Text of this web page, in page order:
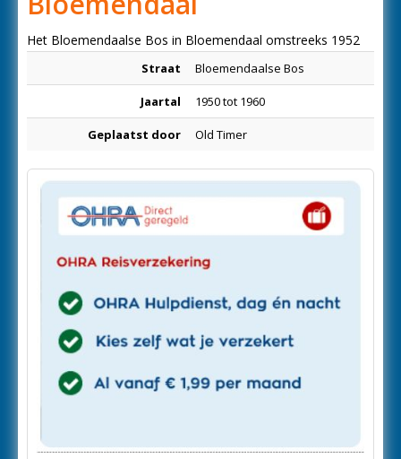
Het Bloemendaalse Bos in Bloemendaal omstreeks 1952
Straat Bloemendaalse Bos
Jaartal 1950 tot 1960
Geplaatst door Old Timer